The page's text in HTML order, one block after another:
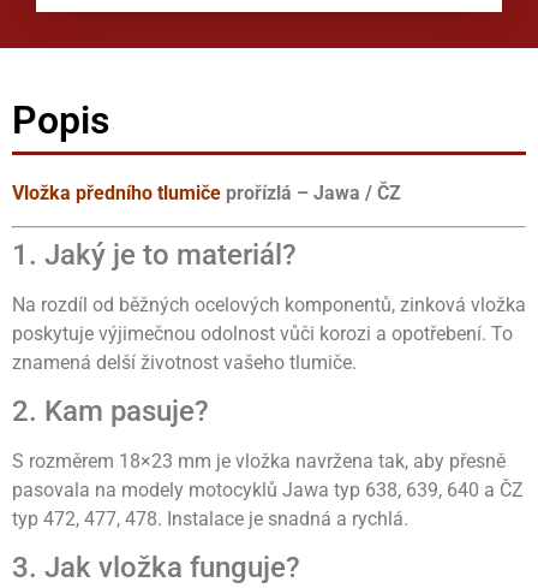
Popis
Vložka předního tlumiče prořízlá – Jawa / ČZ
1. Jaký je to materiál?
Na rozdíl od běžných ocelových komponentů, zinková vložka
poskytuje výjimečnou odolnost vůči korozi a opotřebení. To
znamená delší životnost vašeho tlumiče.
2. Kam pasuje?
S rozměrem 18×23 mm je vložka navržena tak, aby přesně
pasovala na modely motocyklů Jawa typ 638, 639, 640 a ČZ
typ 472, 477, 478. Instalace je snadná a rychlá.
3. Jak vložka funguje?